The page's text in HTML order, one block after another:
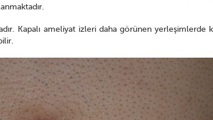
Kapalı ameliyat izleri daha görünen yerleşimlerde